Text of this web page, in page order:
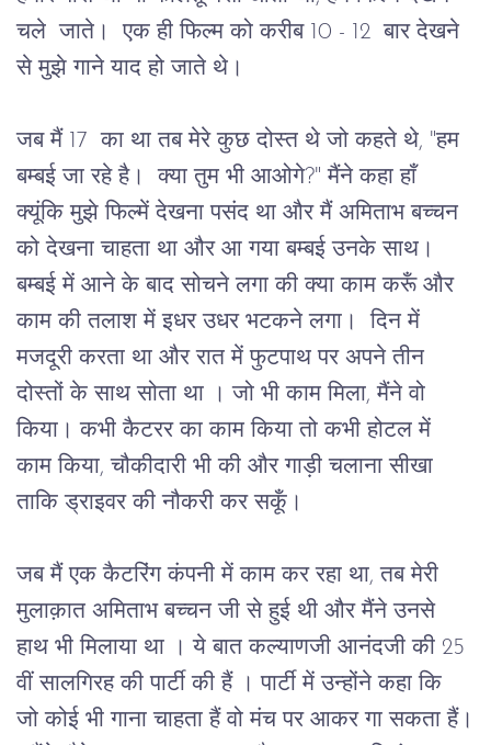
चले  जाते।  एक ही फिल्म को करीब 10 - 12  बार देखने
से मुझे गाने याद हो जाते थे।
जब मैं 17  का था तब मेरे कुछ दोस्त थे जो कहते थे, "हम
बम्बई जा रहे है।  क्या तुम भी आओगे?" मैंने कहा हाँ
क्यूंकि मुझे फिल्में देखना पसंद था और मैं अमिताभ बच्चन
को देखना चाहता था और आ गया बम्बई उनके साथ।
बम्बई में आने के बाद सोचने लगा की क्या काम करूँ और
काम की तलाश में इधर उधर भटकने लगा।  दिन में
मजदूरी करता था और रात में फुटपाथ पर अपने तीन
दोस्तों के साथ सोता था । जो भी काम मिला, मैंने वो
किया। कभी कैटरर का काम किया तो कभी होटल में
काम किया, चौकीदारी भी की और गाड़ी चलाना सीखा
ताकि ड्राइवर की नौकरी कर सकूँ।
जब मैं एक कैटरिंग कंपनी में काम कर रहा था, तब मेरी
मुलाक़ात अमिताभ बच्चन जी से हुई थी और मैंने उनसे
हाथ भी मिलाया था । ये बात कल्याणजी आनंदजी की 25
वीं सालगिरह की पार्टी की हैं । पार्टी में उन्होंने कहा कि
जो कोई भी गाना चाहता हैं वो मंच पर आकर गा सकता हैं।